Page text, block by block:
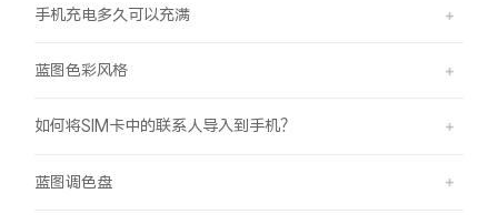
手机充电多久可以充满
蓝图色彩风格
如何将SIM卡中的联系人导入到手机？
蓝图调色盘